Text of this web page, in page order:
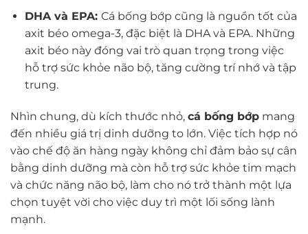
DHA và EPA: Cá bống bớp cũng là nguồn tốt của
axit béo omega-3, đặc biệt là DHA và EPA. Những
axit béo này đóng vai trò quan trọng trong việc
hỗ trợ sức khỏe não bộ, tăng cường trí nhớ và tập
trung.
Nhìn chung, dù kích thước nhỏ, cá bống bớp mang
đến nhiều giá trị dinh dưỡng to lớn. Việc tích hợp nó
vào chế độ ăn hàng ngày không chỉ đảm bảo sự cân
bằng dinh dưỡng mà còn hỗ trợ sức khỏe tim mạch
và chức năng não bộ, làm cho nó trở thành một lựa
chọn tuyệt vời cho việc duy trì một lối sống lành
mạnh.